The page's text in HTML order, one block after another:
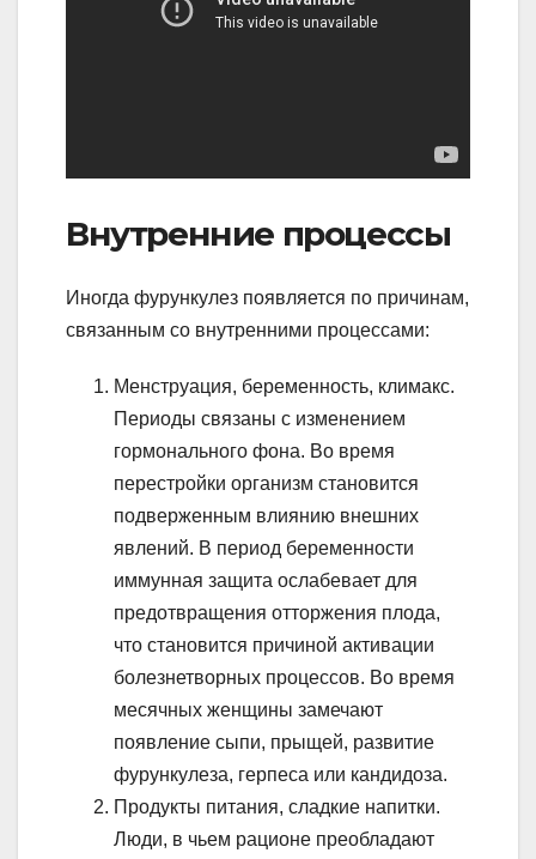
Внутренние процессы
Иногда фурункулез появляется по причинам,
связанным со внутренними процессами:
Менструация, беременность, климакс.
Периоды связаны с изменением
гормонального фона. Во время
перестройки организм становится
подверженным влиянию внешних
явлений. В период беременности
иммунная защита ослабевает для
предотвращения отторжения плода,
что становится причиной активации
болезнетворных процессов. Во время
месячных женщины замечают
появление сыпи, прыщей, развитие
фурункулеза, герпеса или кандидоза.
Продукты питания, сладкие напитки.
Люди, в чьем рационе преобладают